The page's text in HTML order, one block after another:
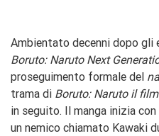
Ambientato decenni dopo gli
Boruto: Naruto Next
proseguimento formale del
trama di Boruto: Naruto il film
in seguito. Il manga inizia
un nemico chiamato Kawaki